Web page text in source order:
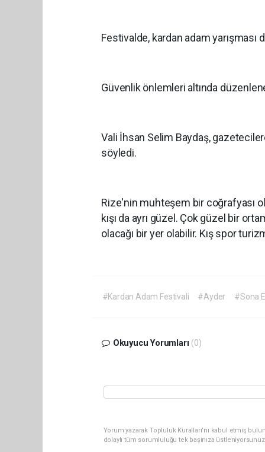
Festivalde, kardan adam yarışması
Güvenlik önlemleri altında
Vali İhsan Selim Baydaş,
söyledi.
Rize'nin muhteşem bir coğrafyası
kışı da ayrı güzel. Çok güzel bir
olacağı bir yer olabilir. Kış spor
#Kardan Adam Festivali #Ayder #Sona
Okuyucu Yorumları (0)
Yorum yazarak Topluluk Kuralları’nı kabul etmiş
dolaylı tüm sorumluluğu tek başınıza